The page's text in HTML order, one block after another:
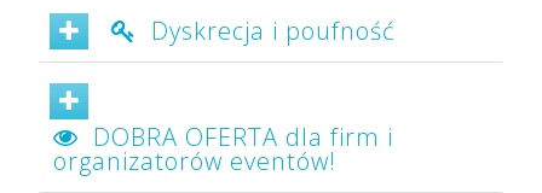
Dyskrecja i poufność
DOBRA OFERTA dla firm i
organizatorów eventów!